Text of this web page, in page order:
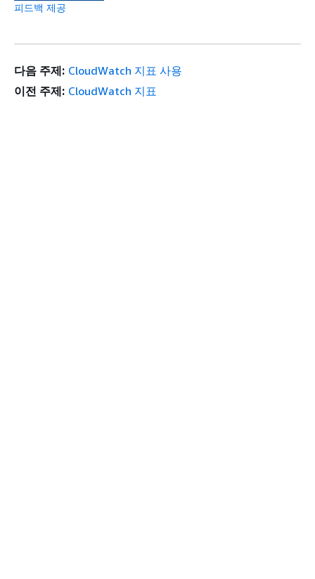
피드백 제공
다음 주제: CloudWatch 지표 사용
이전 주제: CloudWatch 지표